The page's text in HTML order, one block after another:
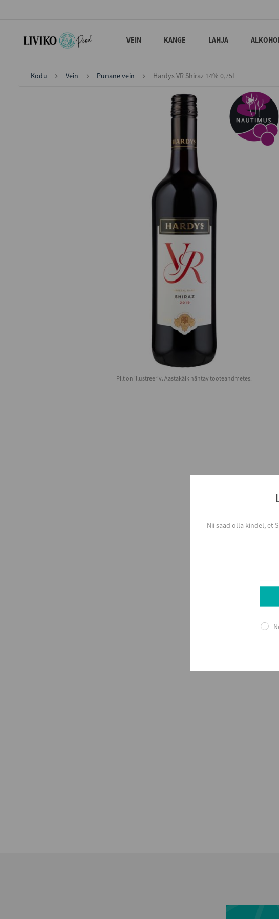
VEIN KANGE LAHJA
Kodu Vein Punane vein Hardys VR Shiraz 14% 0,75L
Pilt on illustreeriv. Aastakäik nähtav tooteandmetes.
Nii saad olla kindel, et